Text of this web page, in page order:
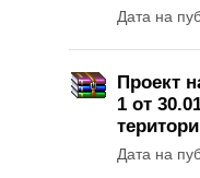
Дата на
Проект
1 от
Дата на